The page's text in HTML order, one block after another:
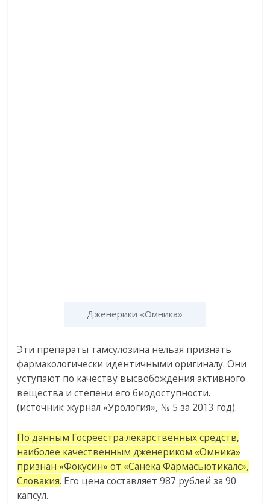
Дженерики «Омника»
Эти препараты тамсулозина нельзя признать
фармакологически идентичными оригиналу. Они
уступают по качеству высвобождения активного
вещества и степени его биодоступности.
(источник: журнал «Урология», № 5 за 2013 год).
По данным Госреестра лекарственных средств,
наиболее качественным дженериком «Омника»
признан «Фокусин» от «Санека Фармасьютикалс»,
Словакия. Его цена составляет 987 рублей за 90
капсул.